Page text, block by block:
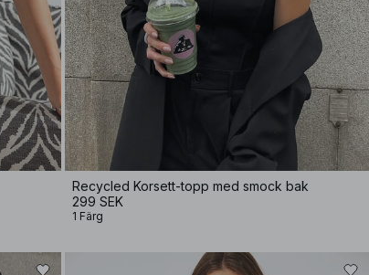
Recycled Korsett-topp med smock bak
299 SEK
1 Färg